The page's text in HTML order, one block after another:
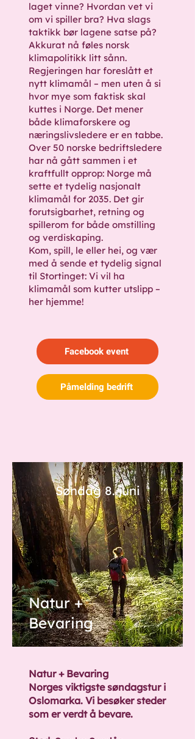
laget vinne? Hvordan vet vi
om vi spiller bra? Hva slags
taktikk bør lagene satse på?
Akkurat nå føles norsk
klimapolitikk litt sånn.
Regjeringen har foreslått et
nytt klimamål – men uten å si
hvor mye som faktisk skal
kuttes i Norge. Det mener
både klimaforskere og
næringslivsledere er en tabbe.
Over 50 norske bedriftsledere
har nå gått sammen i et
kraftfullt opprop: Norge må
sette et tydelig nasjonalt
klimamål for 2035. Det gir
forutsigbarhet, retning og
spillerom for både omstilling
og verdiskaping.
Kom, spill, le eller hei, og vær
med å sende et tydelig signal
til Stortinget: Vi vil ha
klimamål som kutter utslipp –
her hjemme!
Facebook event
Påmelding bedrift
Natur +
Bevaring
Søndag 8. juni
Natur + Bevaring
Norges viktigste søndagstur i
Oslomarka. Vi besøker steder
som er verdt å bevare.